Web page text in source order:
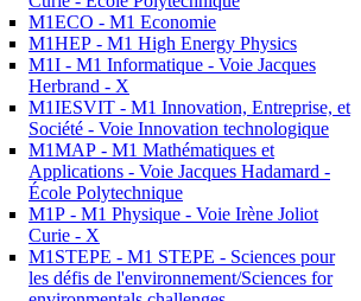
M1ECO - M1 Economie
M1HEP - M1 High Energy Physics
M1I - M1 Informatique - Voie Jacques
Herbrand - X
M1IESVIT - M1 Innovation, Entreprise, et
Société - Voie Innovation technologique
M1MAP - M1 Mathématiques et
Applications - Voie Jacques Hadamard -
École Polytechnique
M1P - M1 Physique - Voie Irène Joliot
Curie - X
M1STEPE - M1 STEPE - Sciences pour
les défis de l'environnement/Sciences for